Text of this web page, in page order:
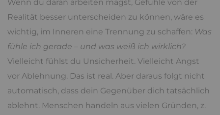
Wenn du daran arbeiten magst, Gefühle von der
Realität besser unterscheiden zu können, wäre es
wichtig, im Inneren eine Trennung zu schaffen: Was
fühle ich gerade – und was weiß ich wirklich?
Vielleicht fühlst du Unsicherheit. Vielleicht Angst
vor Ablehnung. Das ist real. Aber daraus folgt nicht
automatisch, dass dein Gegenüber dich tatsächlich
ablehnt. Menschen handeln aus vielen Gründen, z.